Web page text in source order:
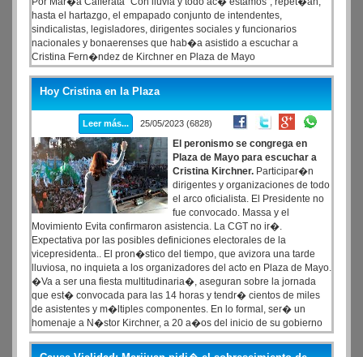
hasta el hartazgo, el empapado conjunto de intendentes,
sindicalistas, legisladores, dirigentes sociales y funcionarios
nacionales y bonaerenses que hab�a asistido a escuchar a
Cristina Fern�ndez de Kirchner en Plaza de Mayo
Hoy Cristina en la Plaza
Leer más... 25/05/2023 (6828)
El peronismo se congrega en
Plaza de Mayo para escuchar a
Cristina Kirchner. Participar�n
dirigentes y organizaciones de todo
el arco oficialista. El Presidente no
fue convocado. Massa y el
Movimiento Evita confirmaron asistencia. La CGT no ir�.
Expectativa por las posibles definiciones electorales de la
vicepresidenta.. El pron�stico del tiempo, que avizora una tarde
lluviosa, no inquieta a los organizadores del acto en Plaza de Mayo.
�Va a ser una fiesta multitudinaria�, aseguran sobre la jornada
que est� convocada para las 14 horas y tendr� cientos de miles
de asistentes y m�ltiples componentes. En lo formal, ser� un
homenaje a N�stor Kirchner, a 20 a�os del inicio de su gobierno